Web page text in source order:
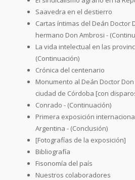
Saavedra en el destierro
Cartas íntimas del Deán Doctor
hermano Don Ambrosi -
La vida intelectual en las
(Continuación)
Crónica del centenario
Monumento al Deán Doctor
ciudad de Córdoba [con
Conrado - (Continuación)
Primera exposición
Argentina - (Conclusión)
[Fotografías de la exposición]
Bibliografía
Fisonomía del país
Nuestros colaboradores